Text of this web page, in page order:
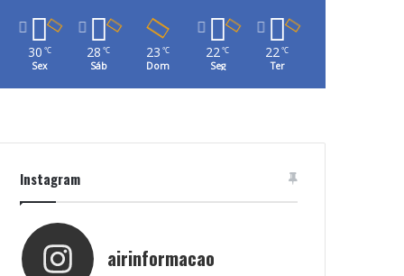
30 ℃
Sex
28 ℃
Sáb
23 ℃
Dom
22℃
Seg
22℃
Ter
Instagram
airinformacao